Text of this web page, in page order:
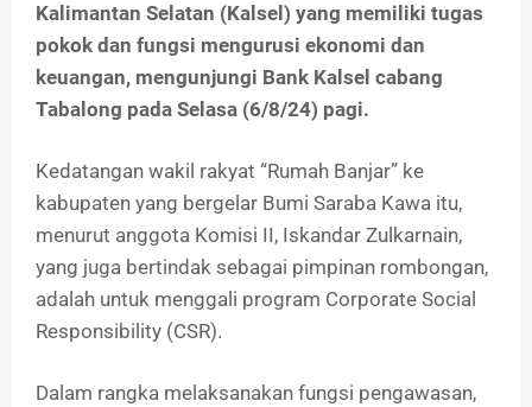
Kalimantan Selatan (Kalsel) yang memiliki tugas
pokok dan fungsi mengurusi ekonomi dan
keuangan, mengunjungi Bank Kalsel cabang
Tabalong pada Selasa (6/8/24) pagi.
Kedatangan wakil rakyat “Rumah Banjar” ke
kabupaten yang bergelar Bumi Saraba Kawa itu,
menurut anggota Komisi II, Iskandar Zulkarnain,
yang juga bertindak sebagai pimpinan rombongan,
adalah untuk menggali program Corporate Social
Responsibility (CSR).
Dalam rangka melaksanakan fungsi pengawasan,